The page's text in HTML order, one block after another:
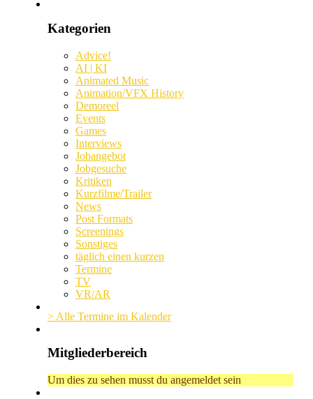
Kategorien
Advice!
AI | KI
Animated Music
Animation/VFX History
Demoreel
Events
Games
Interviews
Jobangebot
Jobgesuche
Kritiken
Kurzfilme/Trailer
News
Post Formats
Screenings
Sonstiges
täglich einen kurzen
Termine
TV
VR/AR
> Alle Termine im Kalender
Mitgliederbereich
Um dies zu sehen musst du angemeldet sein